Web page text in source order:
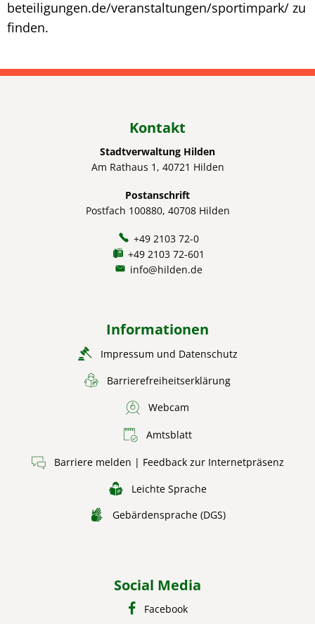
beteiligungen.de/veranstaltungen/sportimpark/ zu
finden.
Kontakt
Stadtverwaltung Hilden
Am Rathaus 1, 40721 Hilden
Postanschrift
Postfach 100880, 40708 Hilden
+49 2103 72-0
+49 2103 72-601
info@hilden.de
Informationen
Impressum und Datenschutz
Barrierefreiheitserklärung
Webcam
Amtsblatt
Barriere melden | Feedback zur Internetpräsenz
Leichte Sprache
Gebärdensprache (DGS)
Social Media
Facebook